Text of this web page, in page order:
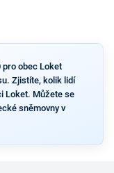
pro obec Loket
Zjistíte, kolik lidí
Loket. Můžete se
sněmovny v